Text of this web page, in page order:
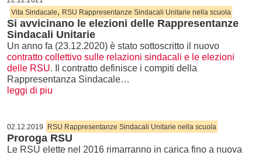
Vita Sindacale, RSU Rappresentanze Sindacali Unitarie nella scuola
Si avvicinano le elezioni delle Rappresentanze
Sindacali Unitarie
Un anno fa (23.12.2020) è stato sottoscritto il nuovo
contratto collettivo sulle relazioni sindacali e le elezioni
delle RSU. Il contratto definisce i compiti della
Rappresentanza Sindacale…
leggi di piu
02.12.2019 RSU Rappresentanze Sindacali Unitarie nella scuola
Proroga RSU
Le RSU elette nel 2016 rimarranno in carica fino a nuova